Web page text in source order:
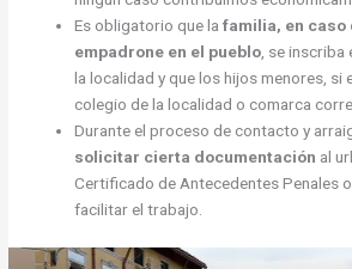
Es obligatorio que lafamilia, en caso
empadrone en el pueblo , se
la localidad y que los hijos menores, si
colegio de la localidad o comarca
Durante el proceso de contacto y
solicitar cierta documentación al
Certificado de Antecedentes Penales
facilitar el trabajo.